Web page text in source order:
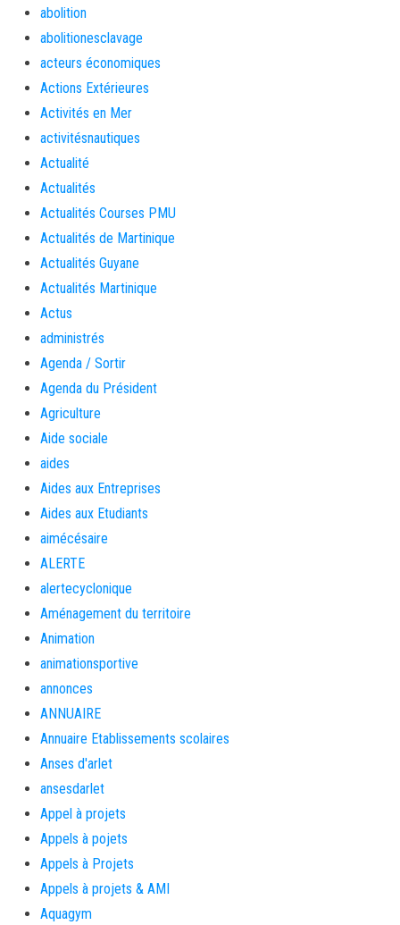
abolition
abolitionesclavage
acteurs économiques
Actions Extérieures
Activités en Mer
activitésnautiques
Actualité
Actualités
Actualités Courses PMU
Actualités de Martinique
Actualités Guyane
Actualités Martinique
Actus
administrés
Agenda / Sortir
Agenda du Président
Agriculture
Aide sociale
aides
Aides aux Entreprises
Aides aux Etudiants
aimécésaire
ALERTE
alertecyclonique
Aménagement du territoire
Animation
animationsportive
annonces
ANNUAIRE
Annuaire Etablissements scolaires
Anses d'arlet
ansesdarlet
Appel à projets
Appels à pojets
Appels à Projets
Appels à projets & AMI
Aquagym